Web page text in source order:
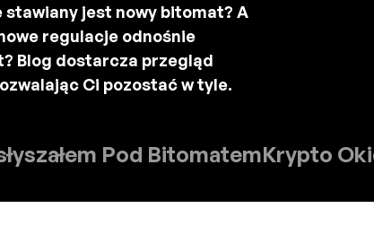
stawiany jest nowy bitomat? A
regulacje odnośnie
Blog dostarcza przegląd
Ci pozostać w tyle.
Pod BitomatemKrypto